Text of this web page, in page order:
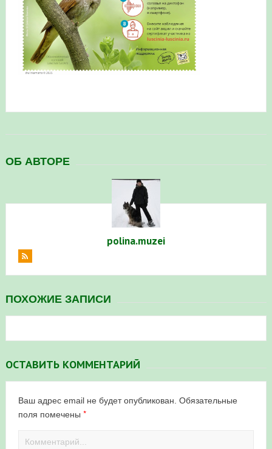
ОБ АВТОРЕ
polina.muzei
ПОХОЖИЕ ЗАПИСИ
ОСТАВИТЬ КОММЕНТАРИЙ
Ваш адрес email не будет опубликован. Обязательные
поля помечены *